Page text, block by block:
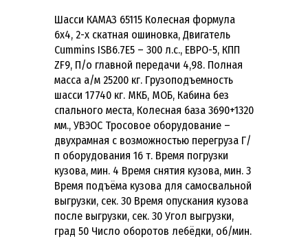
Шасси КАМАЗ 65115 Колесная формула
6х4, 2-х скатная ошиновка, Двигатель
Cummins ISB6.7E5 – 300 л.с., ЕВРО-5, КПП
ZF9, П/о главной передачи 4,98. Полная
масса а/м 25200 кг. Грузоподъемность
шасси 17740 кг. МКБ, МОБ, Кабина без
спального места, Колесная база 3690+1320
мм., УВЭОС Тросовое оборудование –
двухрамная с возможностью перегруза Г/
п оборудования 16 т. Время погрузки
кузова, мин. 4 Время снятия кузова, мин. 3
Время подъёма кузова для самосвальной
выгрузки, сек. 30 Время опускания кузова
после выгрузки, сек. 30 Угол выгрузки,
град 50 Число оборотов лебёдки, об/мин.